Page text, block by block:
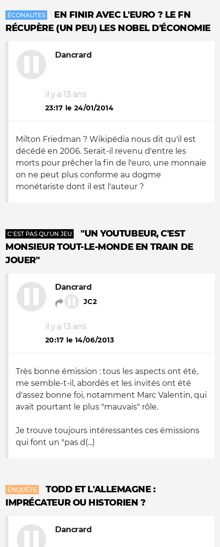
ÉCONAUTES
EN FINIR AVEC L'EURO ? LE FN
RÉCUPÈRE (UN PEU) LES NOBEL D'ÉCONOMIE
Dancrard
il y a 13 ans
23:17 le 24/01/2014
Milton Friedman ? Wikipédia nous dit qu'il est
décédé en 2006. Serait-il revenu d'entre les
morts pour prêcher la fin de l'euro, une monnaie
on ne peut plus conforme au dogme
monétariste dont il est l'auteur ?
C'EST PAS QU'UN JEU
"UN YOUTUBEUR, C'EST
MONSIEUR TOUT-LE-MONDE EN TRAIN DE
JOUER"
Dancrard
JC2
il y a 13 ans
20:17 le 14/06/2013
Très bonne émission : tous les aspects ont été,
me semble-t-il, abordés et les invités ont été
d'assez bonne foi, notamment Marc Valentin, qui
avait pourtant le plus "mauvais" rôle.
Je trouve toujours intéressantes ces émissions
qui font un "pas d(...)
ENQUÊTE
TODD ET L'ALLEMAGNE :
IMPRÉCATEUR OU HISTORIEN ?
Dancrard